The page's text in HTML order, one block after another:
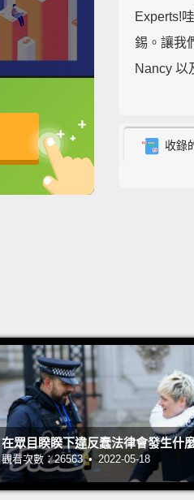
英
Experts!
錫。讓我
Nancy 以
Check
NFT
準備好囉!
Aping!
梭哈!
Aping
收錄
在眾目睽睽下違反蠢法律會發生什
觀看次數：26563 • 2022-05-18